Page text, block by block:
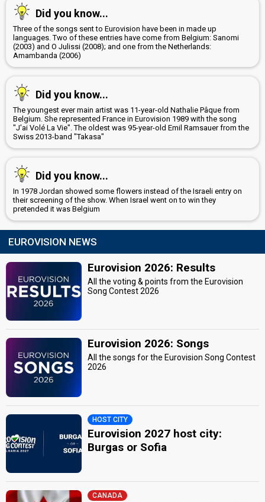
Did you know...
Three of the songs sent to Eurovision have been in made up
languages. Two of these entries have come from Belgium: Sanomi
(2003) and O Julissi (2008); and one from the Netherlands:
Amambanda (2006)
Did you know...
The youngest ever main artist was 11-year-old Nathalie Pâque from
Belgium. She represented France in Eurovision 1989 with the song
"J'ai Volé La Vie". The oldest was 95-year-old Emil Ramsauer from the
Swiss 2013-band "Takasa"
Did you know...
In 1978 Jordan showed some flowers instead of the Israeli entry on
their screening of the show. When Israel went on to win they
pretended it was Belgium
EUROVISION NEWS
Eurovision 2026: Results
All the voting & points from the Eurovision
Song Contest 2026
Eurovision 2026: Songs
All the songs for the Eurovision Song Contest
2026
HOST CITY
Eurovision 2027 host city:
Burgas or Sofia
CANADA